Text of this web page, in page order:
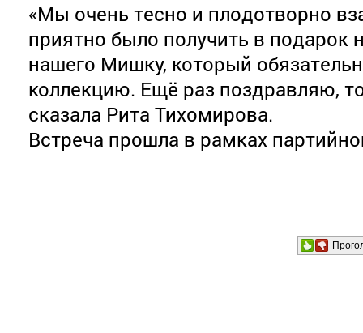
«Мы очень тесно и плодотворно
приятно было получить в подарок
нашего Мишку, который
коллекцию. Ещё раз поздравляю,
сказала Рита Тихомирова.
Встреча прошла в рамках